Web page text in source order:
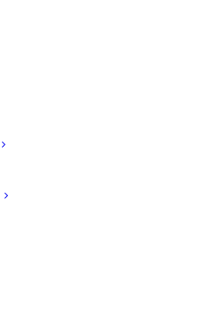
125°
(500 ml)
Silicone
für
Anwendungen